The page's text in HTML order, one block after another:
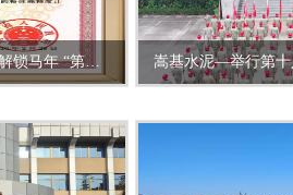
河南丰博—以硬核实力，解锁马年 “第一份荣耀” 嵩基水泥—举行第